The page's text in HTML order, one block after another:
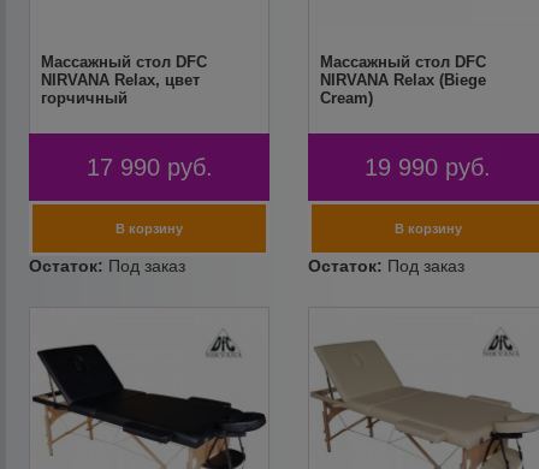
Массажный стол DFC
NIRVANA Relax, цвет
горчичный
17 990 руб.
Массажный стол DFC
NIRVANA Relax (Biege
Cream)
19 990 руб.